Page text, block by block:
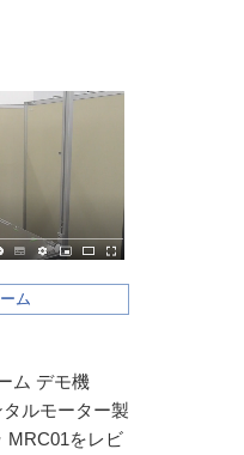
ム
ム デモ機
タルモーター製
MRC01をレビ